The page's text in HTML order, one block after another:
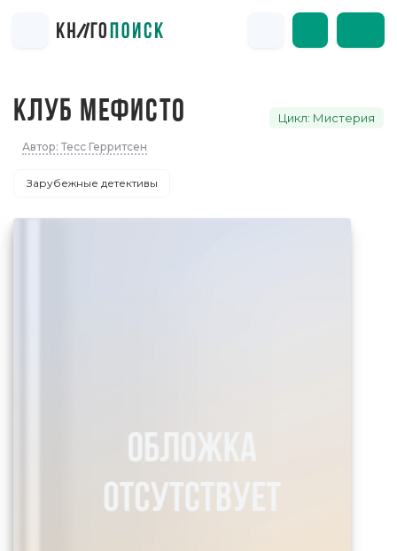
КЛУБ МЕФИСТО Цикл: Мистерия
Автор: Тесс Герритсен
Зарубежные детективы